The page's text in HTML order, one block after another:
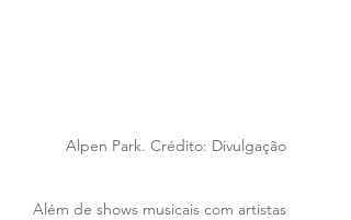
Alpen Park. Crédito: Divulgação
Além de shows musicais com artistas